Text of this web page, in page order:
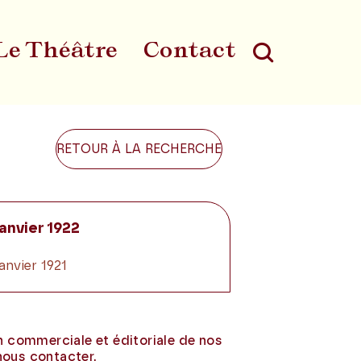
Théâtre Contact
Au
RETOUR À LA RECHERCHE
1922
1921
commerciale et éditoriale de nos
contacter.